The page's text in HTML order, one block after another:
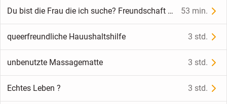
Du bist die Frau die ich suche? Freundschaft / Beziehung! 53 min.
queerfreundliche Hauushaltshilfe 3 std.
unbenutzte Massagematte 3 std.
Echtes Leben ? 3 std.